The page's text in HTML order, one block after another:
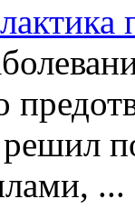
...